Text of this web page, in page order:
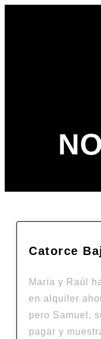
Catorce
María y Raúl
en alquiler
pero Samuel,
pagar y